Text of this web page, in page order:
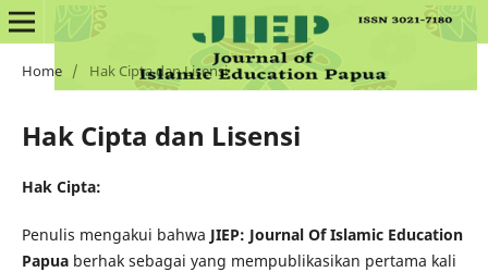
Home / Hak Cipta dan Lisensi
Hak Cipta dan Lisensi
Hak Cipta:
Penulis mengakui bahwa JIEP: Journal Of Islamic Education
Papuaberhak sebagai yang mempublikasikan pertama kali